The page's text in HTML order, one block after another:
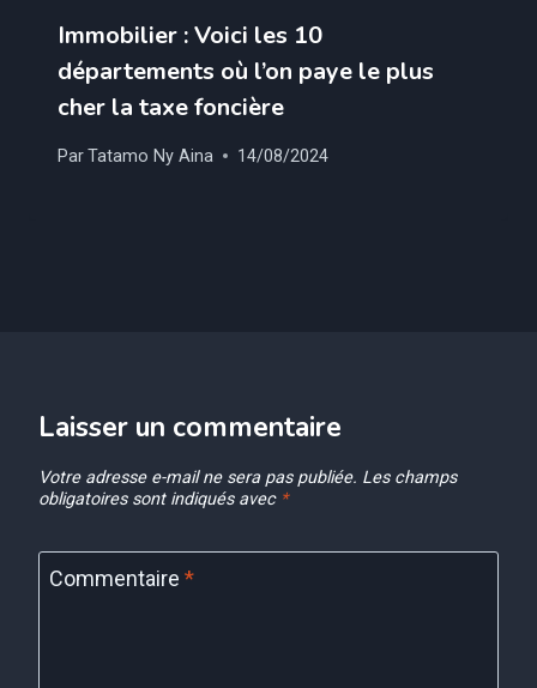
Immobilier : Voici les 10
départements où l’on paye le plus
cher la taxe foncière
ParTatamo Ny Aina 14/08/2024
Laisser un commentaire
Votre adresse e-mail ne sera pas publiée. Les champs
obligatoires sont indiqués avec *
Commentaire *